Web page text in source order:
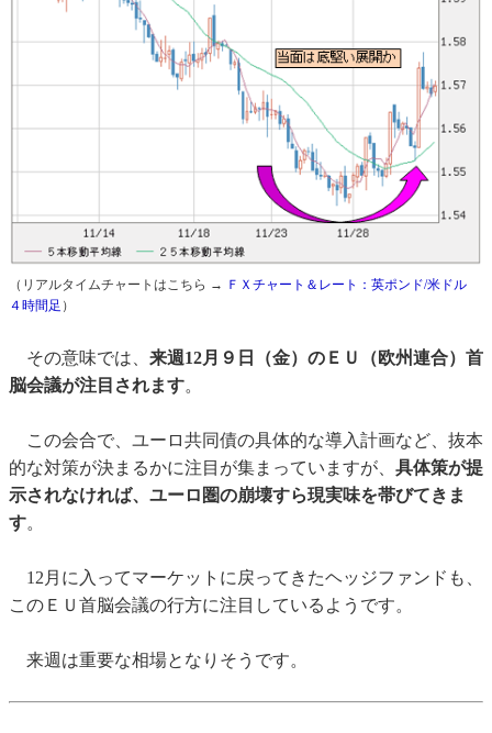
（リアルタイムチャートはこちら → ＦＸチャート＆レート：英ポンド/米ドル
４時間足 ）
その意味では、 来週12月９日（金）のＥＵ（欧州連合）首
脳会議が注目されます。
この会合で、ユーロ共同債の具体的な導入計画など、抜本
的な対策が決まるかに注目が集まっていますが、 具体策が提
示されなければ、ユーロ圏の崩壊すら現実味を帯びてきま
す。
12月に入ってマーケットに戻ってきたヘッジファンドも、
このＥＵ首脳会議の行方に注目しているようです。
来週は重要な相場となりそうです。